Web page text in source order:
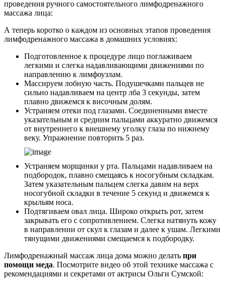
проведения ручного самостоятельного лимфодренажного
массажа лица:
А теперь коротко о каждом из основных этапов проведения
лимфодренажного массажа в домашних условиях:
Подготовленное к процедуре лицо поглаживаем
легкими и слегка надавливающими движениями по
направлению к лимфоузлам.
Массируем лобную часть. Подушечками пальцев не
сильно надавливаем на центр лба 3 секунды, затем
плавно движемся к височным долям.
Устраняем отеки под глазами. Соединенными вместе
указательным и средним пальцами аккуратно движемся
от внутреннего к внешнему уголку глаза по нижнему
веку. Упражнение повторить 5 раз.
Устраняем морщинки у рта. Пальцами надавливаем на
подбородок, плавно смещаясь к носогубным складкам.
Затем указательным пальцем слегка давим на верх
носогубной складки в течение 5 секунд и движемся к
крыльям носа.
Подтягиваем овал лица. Широко открыть рот, затем
закрывать его с сопротивлением. Слегка натянуть кожу
в направлении от скул к глазам и далее к ушам. Легкими
тянущими движениями смещаемся к подбородку.
Лимфодренажный массаж лица дома можно делать при
помощи меда. Посмотрите видео об этой технике массажа с
рекомендациями и секретами от актрисы Ольги Сумской: